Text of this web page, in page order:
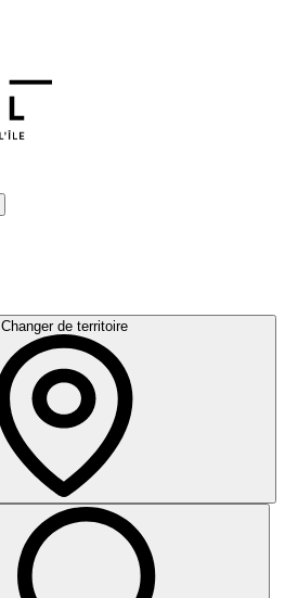
Changer de territoire